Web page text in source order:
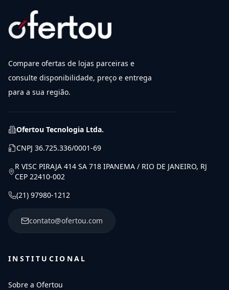
Compare ofertas de lojas parceiras e
consulte disponibilidade, preço e entrega
para a sua região.
Ofertou Tecnologia Ltda.
CNPJ 36.725.336/0001-69
R VISC PIRAJA 414 SA 718 IPANEMA / RIO DE JANEIRO, RJ
CEP 22410-002
(21) 97980-1212
contato@ofertou.com
INSTITUCIONAL
Sobre a Ofertou